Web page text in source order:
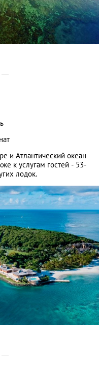
и Атлантический океан
к услугам гостей - 53-
лодок.